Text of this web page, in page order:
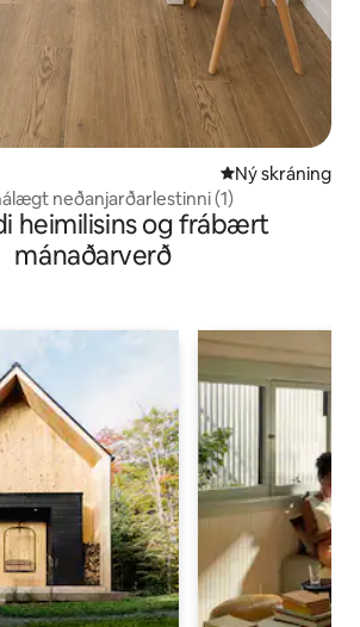
Ný gistiaðstaða
Ný skráning
neðanjarðarlestinni (1)
heimilisins og frábært
mánaðarverð